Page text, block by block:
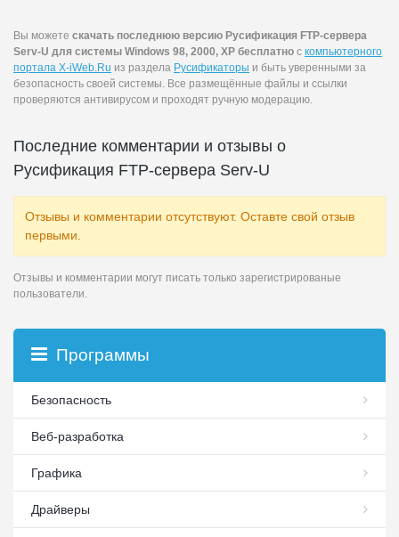
Вы можете скачать последнюю версию Русификация FTP-сервера
Serv-U для системы Windows 98, 2000, XP бесплатно с компьютерного
портала X-iWeb.Ru из раздела Русификаторы и быть уверенными за
безопасность своей системы. Все размещённые файлы и ссылки
проверяются антивирусом и проходят ручную модерацию.
Последние комментарии и отзывы о
Русификация FTP-сервера Serv-U
Отзывы и комментарии отсутствуют. Оставте свой отзыв
первыми.
Отзывы и комментарии могут писать только зарегистрированые
пользователи.
Программы
Безопасность
Веб-разработка
Графика
Драйверы